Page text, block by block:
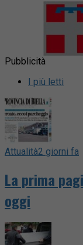
Pubblicità
I più letti
Attualità2 giorni fa
La prima
oggi